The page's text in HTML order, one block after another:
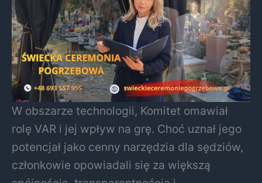
W obszarze technologii, Komitet omawiał
rolę VAR i jej wpływ na grę. Choć uznał jego
potencjał jako cenny narzędzia dla sędziów,
członkowie opowiadali się za większą